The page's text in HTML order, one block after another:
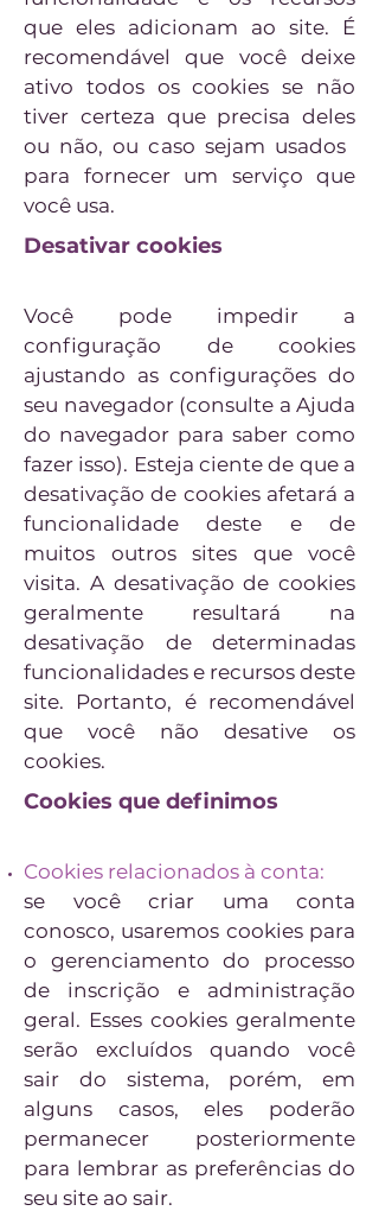
que eles adicionam ao site. É
recomendável que você deixe
ativo todos os cookies se não
tiver certeza que precisa deles
ou não, ou caso sejam usados ​​
para fornecer um serviço que
você usa.
Desativar cookies
Você pode impedir a
configuração de cookies
ajustando as configurações do
seu navegador (consulte a Ajuda
do navegador para saber como
fazer isso). Esteja ciente de que a
desativação de cookies afetará a
funcionalidade deste e de
muitos outros sites que você
visita. A desativação de cookies
geralmente resultará na
desativação de determinadas
funcionalidades e recursos deste
site. Portanto, é recomendável
que você não desative os
cookies.
Cookies que definimos
Cookies relacionados à conta:
se você criar uma conta
conosco, usaremos cookies para
o gerenciamento do processo
de inscrição e administração
geral. Esses cookies geralmente
serão excluídos quando você
sair do sistema, porém, em
alguns casos, eles poderão
permanecer posteriormente
para lembrar as preferências do
seu site ao sair.